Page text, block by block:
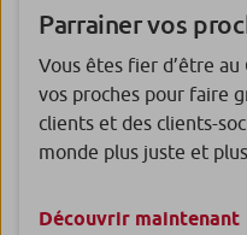
Parrainer vos
Vous êtes fier d’être
vos proches pour faire
clients et des clients-
monde plus juste et
Découvrir maintenant